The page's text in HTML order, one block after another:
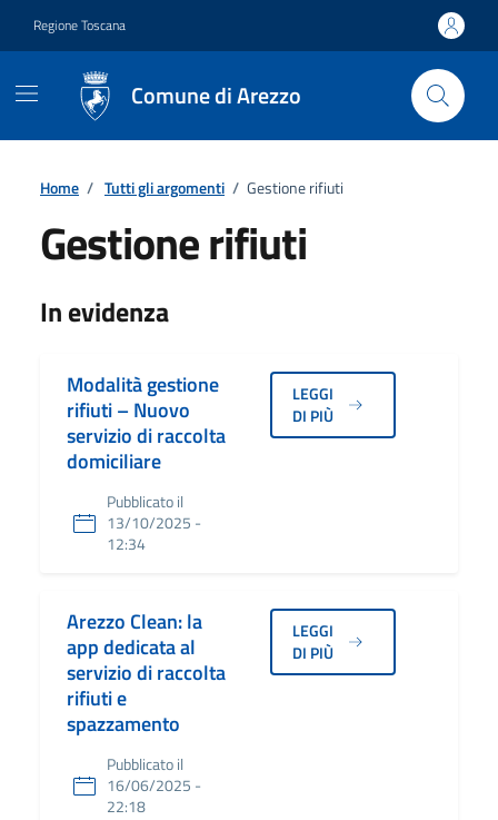
Regione Toscana
Comune di Arezzo
Home / Tutti gli argomenti / Gestione rifiuti
Gestione rifiuti
Dettagli
In evidenza
Modalità gestione
rifiuti – Nuovo
servizio di raccolta
domiciliare
Pubblicato il
13/10/2025 -
12:34
LEGGI
DI PIÙ
Arezzo Clean: la
app dedicata al
servizio di raccolta
rifiuti e
spazzamento
Pubblicato il
16/06/2025 -
22:18
LEGGI
DI PIÙ